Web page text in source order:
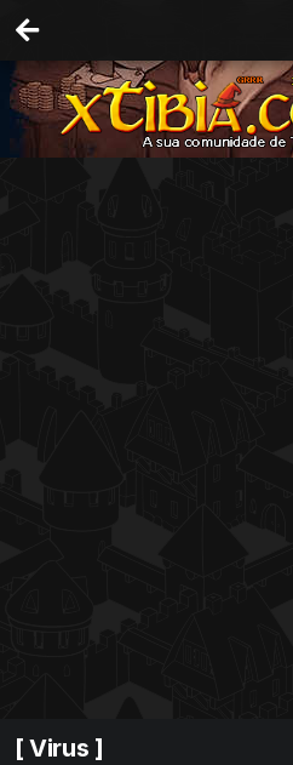
[ Virus ]